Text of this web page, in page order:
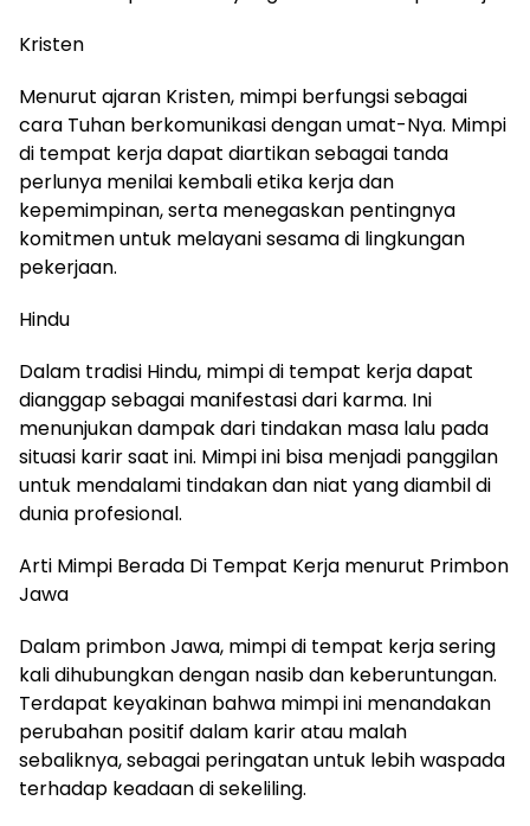
Kristen
Menurut ajaran Kristen, mimpi berfungsi sebagai
cara Tuhan berkomunikasi dengan umat-Nya. Mimpi
di tempat kerja dapat diartikan sebagai tanda
perlunya menilai kembali etika kerja dan
kepemimpinan, serta menegaskan pentingnya
komitmen untuk melayani sesama di lingkungan
pekerjaan.
Hindu
Dalam tradisi Hindu, mimpi di tempat kerja dapat
dianggap sebagai manifestasi dari karma. Ini
menunjukan dampak dari tindakan masa lalu pada
situasi karir saat ini. Mimpi ini bisa menjadi panggilan
untuk mendalami tindakan dan niat yang diambil di
dunia profesional.
Arti Mimpi Berada Di Tempat Kerja menurut Primbon
Jawa
Dalam primbon Jawa, mimpi di tempat kerja sering
kali dihubungkan dengan nasib dan keberuntungan.
Terdapat keyakinan bahwa mimpi ini menandakan
perubahan positif dalam karir atau malah
sebaliknya, sebagai peringatan untuk lebih waspada
terhadap keadaan di sekeliling.